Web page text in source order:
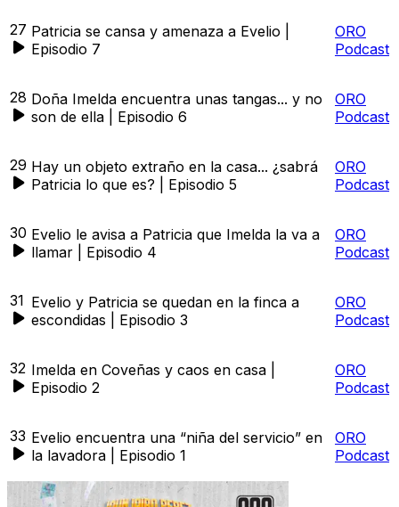
27 Patricia se cansa y amenaza a Evelio |
Episodio 7
ORO
Podcast
28 Doña Imelda encuentra unas tangas... y no
son de ella | Episodio 6
ORO
Podcast
29 Hay un objeto extraño en la casa... ¿sabrá
Patricia lo que es? | Episodio 5
ORO
Podcast
30 Evelio le avisa a Patricia que Imelda la va a
llamar | Episodio 4
ORO
Podcast
31 Evelio y Patricia se quedan en la finca a
escondidas | Episodio 3
ORO
Podcast
32 Imelda en Coveñas y caos en casa |
Episodio 2
ORO
Podcast
33 Evelio encuentra una “niña del servicio” en
la lavadora | Episodio 1
ORO
Podcast